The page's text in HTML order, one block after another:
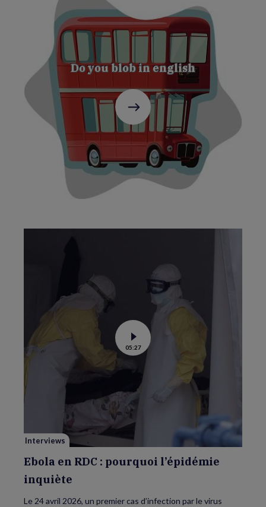
Do you blob in english
C'est
parti
!
Voir
la
vidéo
Ebola
RDC
:
pourquoi
l’épidémie
05:27
Interviews
Ebola en RDC : pourquoi l’épidémie
inquiète
Le 24 avril 2026, un premier cas d’infection par le virus